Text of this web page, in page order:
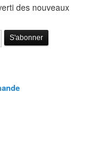
des nouveaux